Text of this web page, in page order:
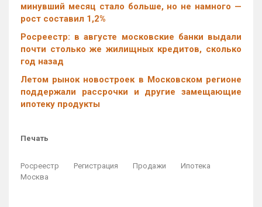
минувший месяц стало больше, но не намного —
рост составил 1,2%
Росреестр: в августе московские банки выдали
почти столько же жилищных кредитов, сколько
год назад
Летом рынок новостроек в Московском регионе
поддержали рассрочки и другие замещающие
ипотеку продукты
Печать
Росреестр Регистрация Продажи
Ипотека
Москва